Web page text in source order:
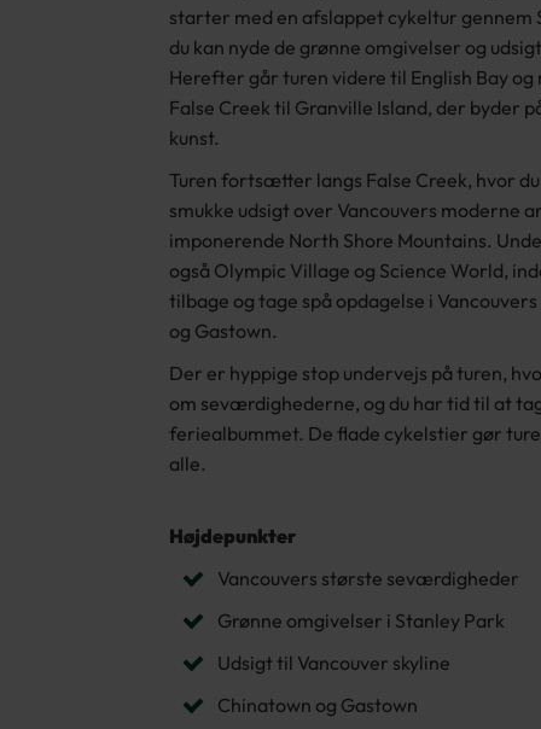
starter med en afslappet cykeltur gennem
du kan nyde de grønne omgivelser og
Herefter går turen videre til English Bay
False Creek til Granville Island, der byder
kunst.
Turen fortsætter langs False Creek, hvor
smukke udsigt over Vancouvers moderne
imponerende North Shore Mountains.
også Olympic Village og Science World,
tilbage og tage spå opdagelse i
og Gastown.
Der er hyppige stop undervejs på turen,
om seværdighederne, og du har tid til at
feriealbummet. De flade cykelstier gør
alle.
Højdepunkter
Vancouvers største seværdigheder
Grønne omgivelser i Stanley Park
Udsigt til Vancouver skyline
Chinatown og Gastown